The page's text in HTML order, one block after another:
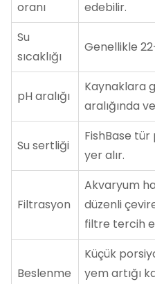
oranı
edebilir.
Su
sıcaklığı
Genellikle
pH aralığı
Kaynaklara
aralığında
Su sertliği
FishBase tür
yer alır.
Filtrasyon
Akvaryum
düzenli
filtre tercih
Beslenme
Küçük
yem artığı